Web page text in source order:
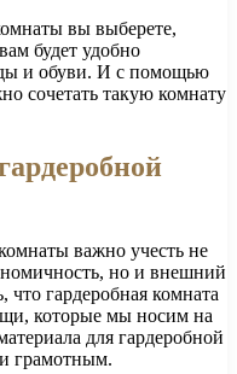
вы выберете,
будет удобно
и обуви. И с помощью
сочетать такую комнату
важно учесть не
но и внешний
что гардеробная комната
которые мы носим на
для гардеробной
грамотным.